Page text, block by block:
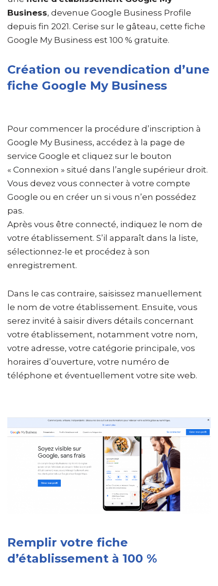
Business, devenue Google Business Profile
depuis fin 2021. Cerise sur le gâteau, cette fiche
Google My Business est 100 % gratuite.
Création ou revendication d’une
fiche Google My Business
Pour commencer la procédure d’inscription à
Google My Business, accédez à la page de
service Google et cliquez sur le bouton
« Connexion » situé dans l’angle supérieur droit.
Vous devez vous connecter à votre compte
Google ou en créer un si vous n’en possédez
pas.
Après vous être connecté, indiquez le nom de
votre établissement. S’il apparaît dans la liste,
sélectionnez-le et procédez à son
enregistrement.
Dans le cas contraire, saisissez manuellement
le nom de votre établissement. Ensuite, vous
serez invité à saisir divers détails concernant
votre établissement, notamment votre nom,
votre adresse, votre catégorie principale, vos
horaires d’ouverture, votre numéro de
téléphone et éventuellement votre site web.
Remplir votre fiche
d’établissement à 100 %